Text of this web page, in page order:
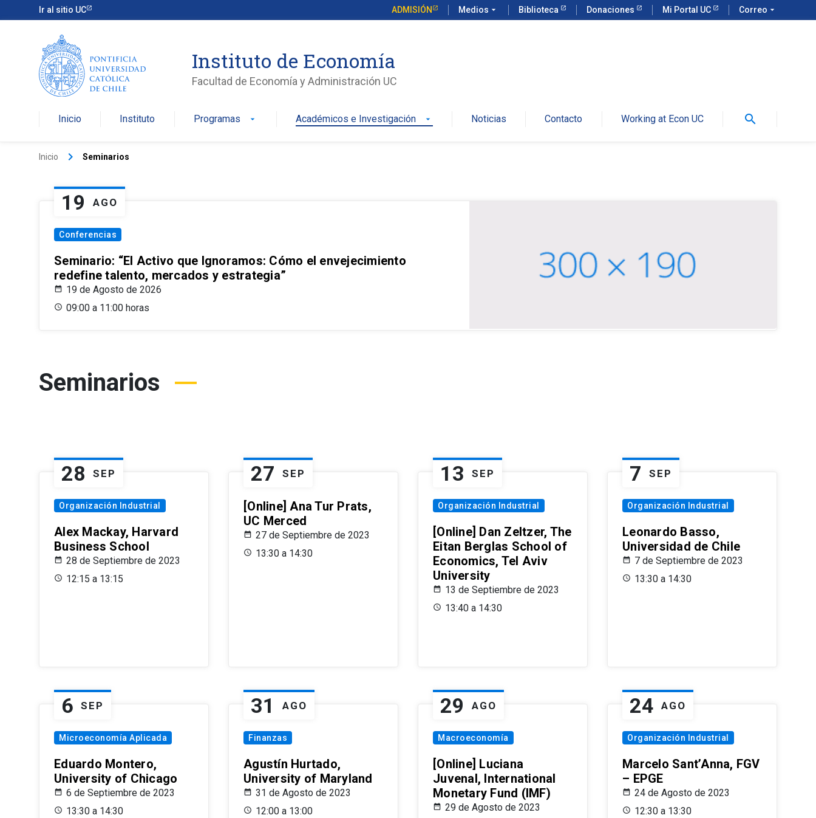
Ir al sitio UC ADMISIÓN Medios arrow_drop_down Biblioteca Donaciones Mi Portal UC Correo arrow_drop_down
Instituto de Economía
Facultad de Economía y Administración UC
Inicio Instituto Programas arrow_drop_down Académicos e Investigación arrow_drop_down Noticias Contacto Working at Econ UC search
Inicio keyboard_arrow_right Seminarios
19 AGO
Conferencias
Seminario: “El Activo que Ignoramos: Cómo el envejecimiento
redefine talento, mercados y estrategia”
19 de Agosto de 2026
09:00 a 11:00 horas
Seminarios
28 SEP
Organización Industrial
Alex Mackay, Harvard
Business School
28 de Septiembre de 2023
12:15 a 13:15
27 SEP
[Online] Ana Tur Prats,
UC Merced
27 de Septiembre de 2023
13:30 a 14:30
13 SEP
Organización Industrial
[Online] Dan Zeltzer, The
Eitan Berglas School of
Economics, Tel Aviv
University
13 de Septiembre de 2023
13:40 a 14:30
7 SEP
Organización Industrial
Leonardo Basso,
Universidad de Chile
7 de Septiembre de 2023
13:30 a 14:30
6 SEP
Microeconomía Aplicada
Eduardo Montero,
University of Chicago
6 de Septiembre de 2023
13:30 a 14:30
31 AGO
Finanzas
Agustín Hurtado,
University of Maryland
31 de Agosto de 2023
12:00 a 13:00
29 AGO
Macroeconomía
[Online] Luciana
Juvenal, International
Monetary Fund (IMF)
29 de Agosto de 2023
24 AGO
Organización Industrial
Marcelo Sant’Anna, FGV
– EPGE
24 de Agosto de 2023
12:30 a 13:30